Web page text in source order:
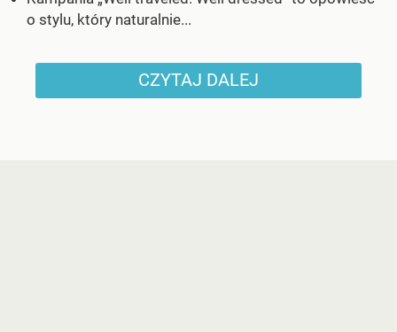
o stylu, który naturalnie...
CZYTAJ DALEJ